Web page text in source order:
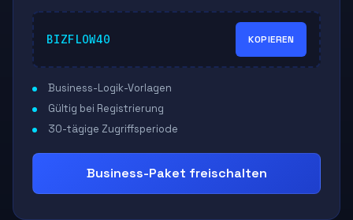
BIZFLOW40 KOPIEREN
Business-Logik-Vorlagen
Gültig bei Registrierung
30-tägige Zugriffsperiode
Business-Paket freischalten